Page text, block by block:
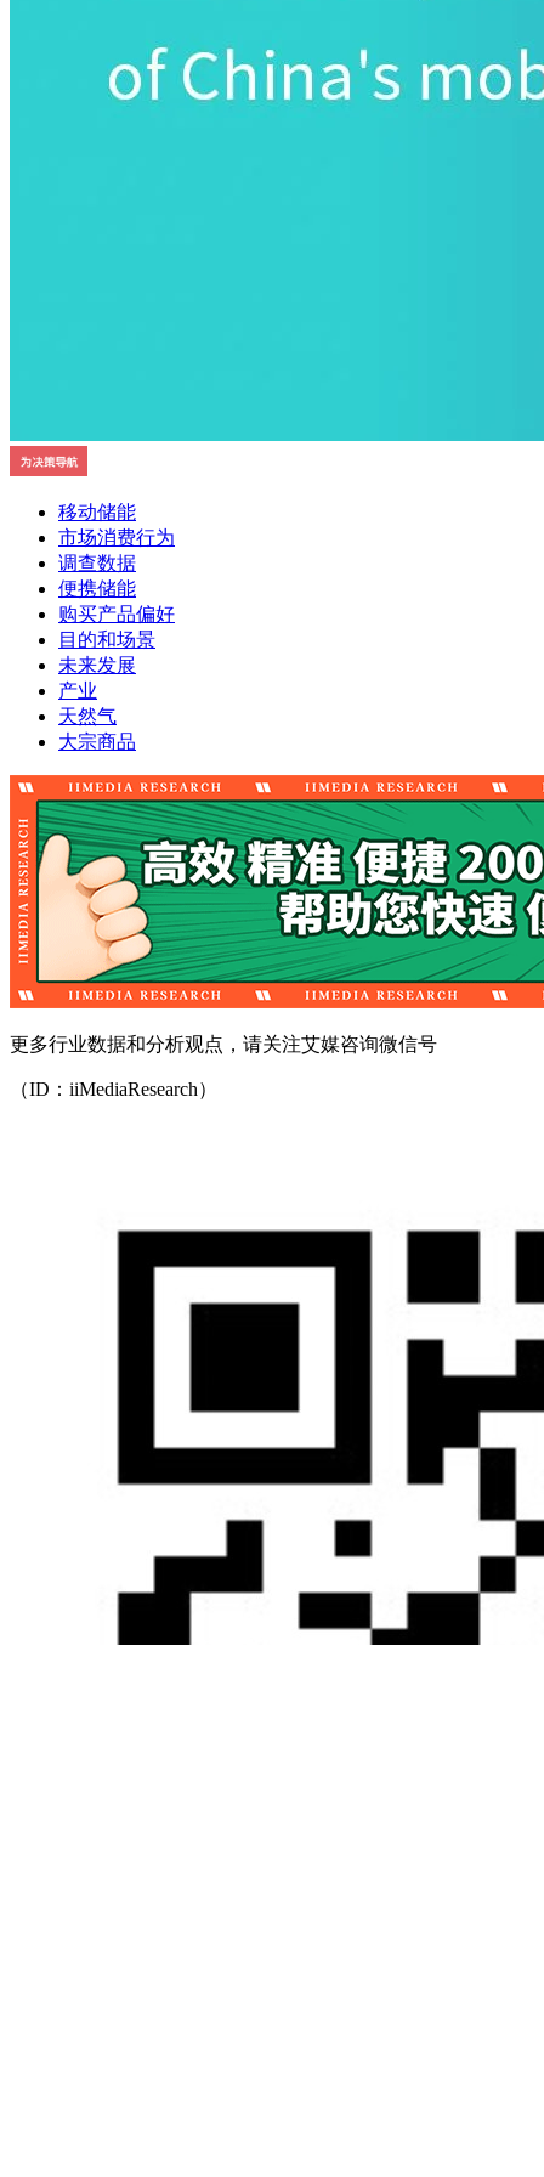
移动储能
市场消费行为
调查数据
便携储能
购买产品偏好
目的和场景
未来发展
产业
天然气
大宗商品
更多行业数据和分析观点，请关注艾媒咨询微信号
（ID：iiMediaResearch）